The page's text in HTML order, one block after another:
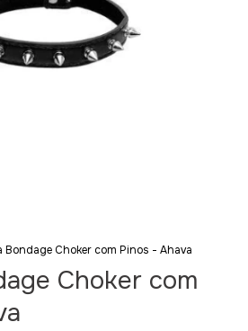
Bondage Choker com Pinos - Ahava
Choker com